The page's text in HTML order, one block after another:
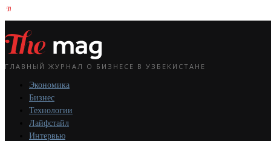
ГЛАВНЫЙ ЖУРНАЛ О БИЗНЕСЕ В УЗБЕКИСТАНЕ
Экономика
Бизнес
Технологии
Лайфстайл
Интервью